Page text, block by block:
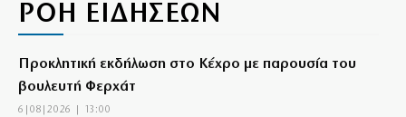
ΡΟΗ ΕΙΔΗΣΕΩΝ
Προκλητική εκδήλωση στο Κέχρο με παρουσία του
βουλευτή Φερχάτ
6|08|2026 | 13:00